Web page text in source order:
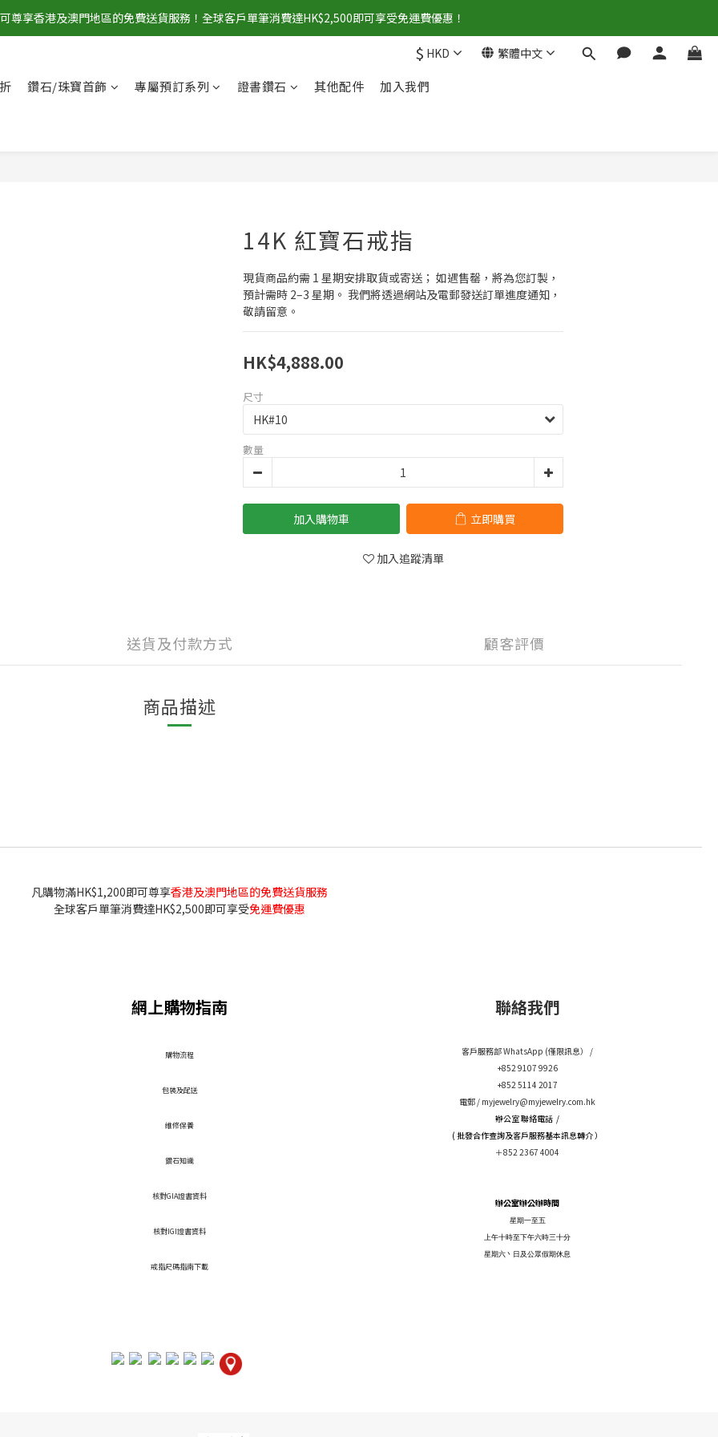
尊享香港及澳門地區的免費送貨服務！全球客戶單筆消費達HK$2,500即可享受免運費優惠！
$ HKD 繁體中文
鑽石/珠寶首飾 專屬預訂系列 證書鑽石 其他配件 加入我們
14K 紅寶石戒指
現貨商品約需 1 星期安排取貨或寄送； 如遇售罄，將為您訂製，
預計需時 2–3 星期。 我們將透過網站及電郵發送訂單進度通知，
敬請留意。
HK$4,888.00
尺寸
數量
加入購物車 立即購買
加入追蹤清單
送貨及付款方式 顧客評價
商品描述
凡購物滿HK$1,200即可尊享香港及澳門地區的免費送貨服務
全球客戶單筆消費達HK$2,500即可享受免運費優惠
網上購物指南
​購物流程
包裝及配送
維修保養
鑽石知識
核對GIA證書資料
核對IGI證書資料
戒指尺碼指南下載
聯絡我們
客戶服務部 WhatsApp (僅限訊息） /
+852 9107 9926
+852 5114 2017
電郵 / myjewelry@myjewelry.com.hk
辦公室 聯絡電話 /
( 批發合作查詢及客戶服務基本訊息轉介 ）
＋852 2367 4004
辦公室辦公辦時間
星期一至五
上午十時至下午六時三十分
星期六丶日及公眾假期休息